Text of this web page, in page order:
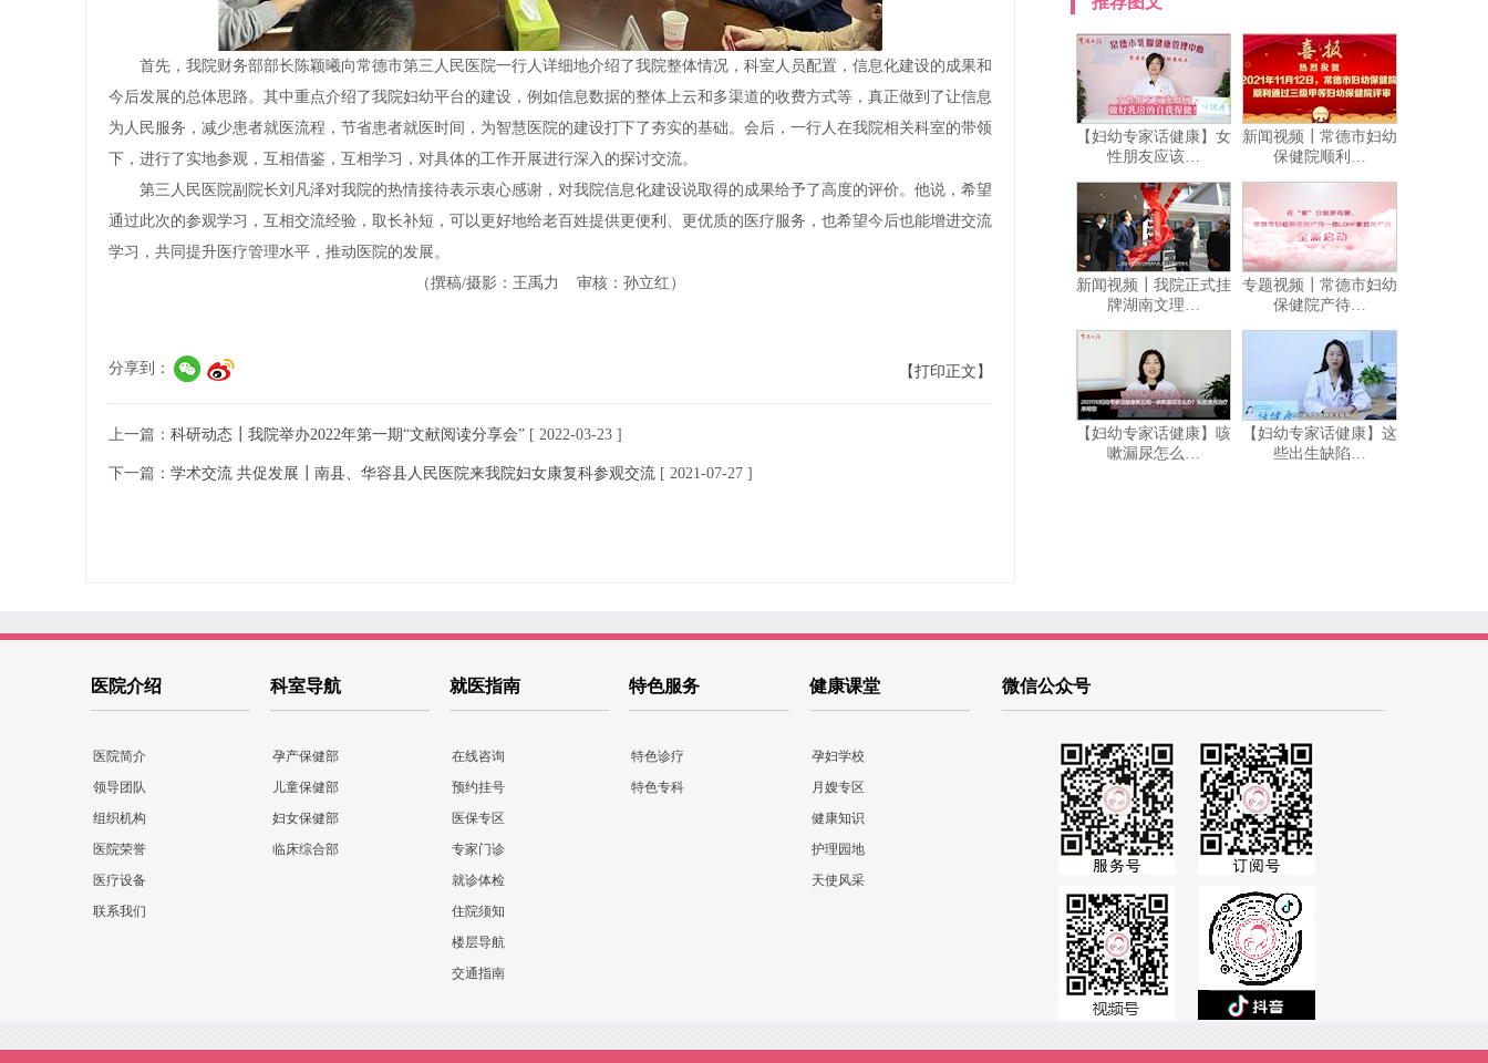
首先，我院财务部部长陈颖曦向常德市第三人民医院一行人详细地介绍了我院整体情况，科室人员配置，信息化建设的成果和
今后发展的总体思路。其中重点介绍了我院妇幼平台的建设，例如信息数据的整体上云和多渠道的收费方式等，真正做到了让信息
为人民服务，减少患者就医流程，节省患者就医时间，为智慧医院的建设打下了夯实的基础。 会后，一行人在我院相关科室的带领
下，进行了实地参观，互相借鉴，互相学习，对具体的工作开展进行深入的探讨交流。
第三人民医院副院长刘凡泽对我院的热情接待表示衷心感谢，对我院信息化建设说取得的成果给予了高度的评价。他说，希望
通过此次的参观学习，互相交流经验，取长补短，可以更好地给老百姓提供更便利、更优质的医疗服务，也希望今后也能增进交流
学习，共同提升医疗管理水平，推动医院的发展。
（撰稿/摄影：王禹力 审核：孙立红）
分享到： 【打印正文】
上一篇： 科研动态┃我院举办2022年第一期“文献阅读分享会” [ 2022-03-23 ]
下一篇： 学术交流 共促发展┃南县、华容县人民医院来我院妇女康复科参观交流 [ 2021-07-27 ]
【妇幼专家话健康】女
性朋友应该…
新闻视频┃常德市妇幼
保健院顺利…
新闻视频┃我院正式挂
牌湖南文理…
专题视频┃常德市妇幼
保健院产待…
【妇幼专家话健康】咳
嗽漏尿怎么…
【妇幼专家话健康】这
些出生缺陷…
医院介绍 科室导航 就医指南 特色服务 健康课堂 微信公众号
医院简介
领导团队
组织机构
医院荣誉
医疗设备
联系我们
孕产保健部
儿童保健部
妇女保健部
临床综合部
在线咨询
预约挂号
医保专区
专家门诊
就诊体检
住院须知
楼层导航
交通指南
特色诊疗
特色专科
孕妇学校
月嫂专区
健康知识
护理园地
天使风采